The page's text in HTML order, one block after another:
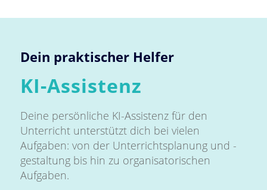
Dein praktischer Helfer
KI-Assistenz
Deine persönliche KI-Assistenz für den
Unterricht unterstützt dich bei vielen
Aufgaben: von der Unterrichtsplanung und -
gestaltung bis hin zu organisatorischen
Aufgaben.